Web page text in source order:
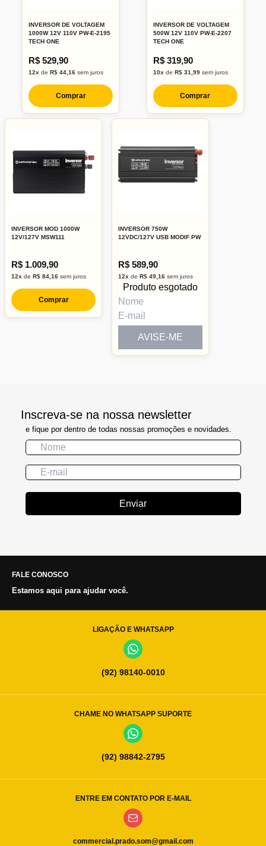
INVERSOR DE VOLTAGEM
1000W 12V 110V PW-E-2195
TECH ONE
R$ 529,90
12x deR$ 44,16 sem juros
Comprar
INVERSOR DE VOLTAGEM
500W 12V 110V PW-E-2207
TECH ONE
R$ 319,90
10xde R$ 31,99sem juros
Comprar
INVERSOR MOD 1000W
12V/127V MSW111
R$ 1.009,90
12x de R$ 84,16 sem juros
Comprar
INVERSOR 750W
12VDC/127V USB MODIF PW
R$ 589,90
12x de R$ 49,16 sem juros
Produto esgotado
AVISE-ME
Inscreva-se na nossa newsletter
e fique por dentro de todas nossas promoções e novidades.
Enviar
FALE CONOSCO
Estamos aqui para ajudar você.
LIGAÇÃO E WHATSAPP
(92) 98140-0010
CHAME NO WHATSAPP SUPORTE
(92) 98842-2795
ENTRE EM CONTATO POR E-MAIL
commercial.prado.som@gmail.com